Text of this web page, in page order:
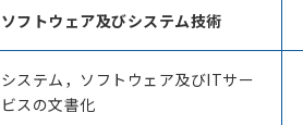
ソフトウェア及びシステム技術
システム，ソフトウェア及びITサー
ビスの文書化